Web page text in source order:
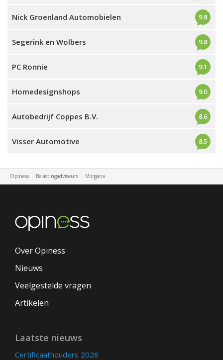
Nick Groenland Automobielen 9.8
Segerink en Wolbers 9.8
PC Ronnie 9.1
Homedesignshops 9.0
Autobedrijf Coppes B.V. 8.6
Visser Automotive 8.5
Opiness Belastingadviseurs Morgana
Over Opiness
Nieuws
Veelgestelde vragen
Artikelen
Laatste nieuws
Certificaathouders 2026